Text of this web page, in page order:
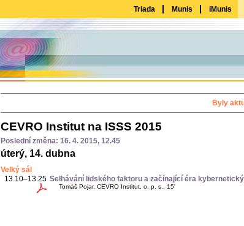
Triada Munis iMunis
Byly
CEVRO Institut na ISSS 2015
Poslední změna: 16. 4. 2015, 12.45
úterý, 14. dubna
Velký sál
13.10–13.25 Selhávání lidského faktoru a začínající éra
Tomáš Pojar, CEVRO Institut, o. p. s., 15'